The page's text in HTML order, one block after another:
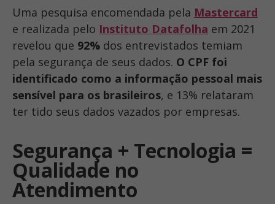
Uma pesquisa encomendada pela Mastercard
e realizada pelo Instituto Datafolha em 2021
revelou que 92% dos entrevistados temiam
pela segurança de seus dados. O CPF foi
identificado como a informação pessoal mais
sensível para os brasileiros, e 13% relataram
ter tido seus dados vazados por empresas.
Segurança + Tecnologia =
Qualidade no
Atendimento